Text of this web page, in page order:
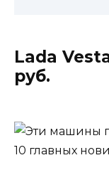
Lada
руб.